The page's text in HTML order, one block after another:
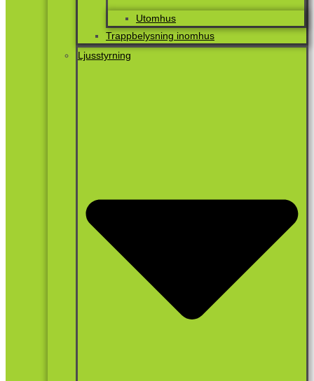
Utomhus
Trappbelysning inomhus
Ljusstyrning